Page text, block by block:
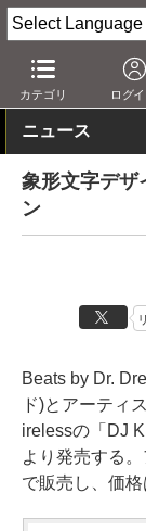
カテゴリ ログ
AV Watch 製品
ニュース
象形文字デザ
ン
Beats by Dr.
ド)とアーティ
irelessの「DJ
より発売する
で販売し、価格